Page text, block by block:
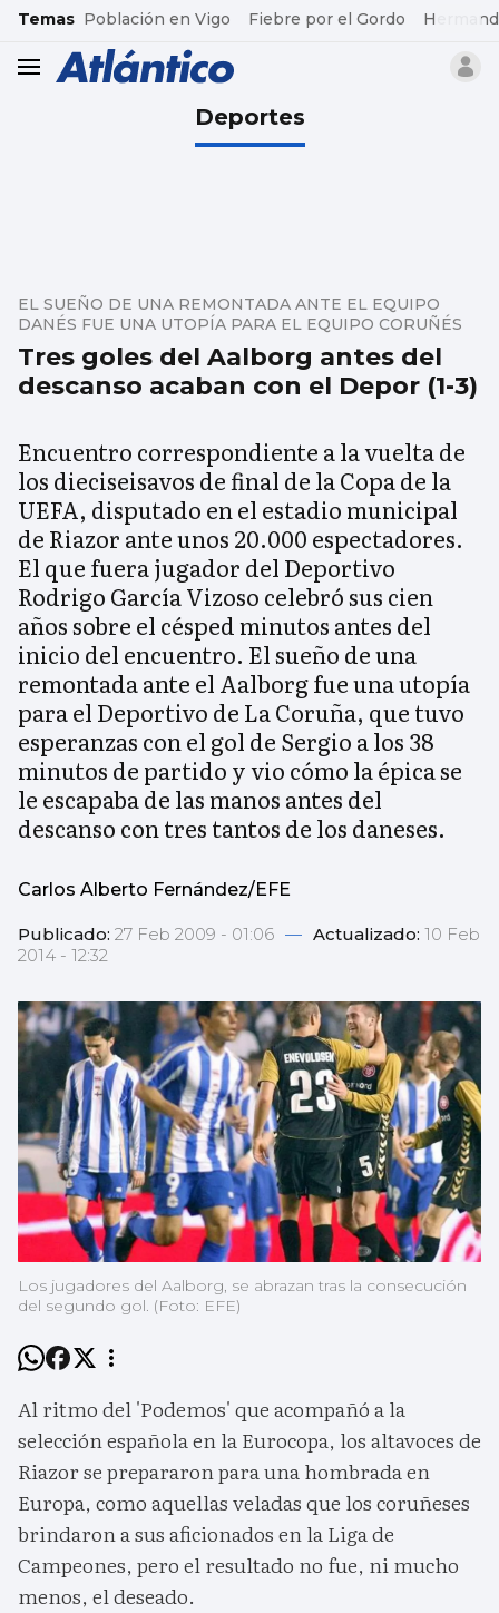
common.go-to-content
Temas Población en Vigo Fiebre por el Gordo
header.menu.open
Deportes
Tres goles del Aalborg antes del
descanso acaban con el Depor (1-3)
EL SUEÑO DE UNA REMONTADA ANTE EL EQUIPO
DANÉS FUE UNA UTOPÍA PARA EL EQUIPO CORUÑÉS
Encuentro correspondiente a la vuelta de
los dieciseisavos de final de la Copa de la
UEFA, disputado en el estadio municipal
de Riazor ante unos 20.000 espectadores.
El que fuera jugador del Deportivo
Rodrigo García Vizoso celebró sus cien
años sobre el césped minutos antes del
inicio del encuentro. El sueño de una
remontada ante el Aalborg fue una utopía
para el Deportivo de La Coruña, que tuvo
esperanzas con el gol de Sergio a los 38
minutos de partido y vio cómo la épica se
le escapaba de las manos antes del
descanso con tres tantos de los daneses.
Carlos Alberto Fernández/EFE
Publicado: 27 Feb 2009 - 01:06 — Actualizado: 10 Feb
2014 - 12:32
Los jugadores del Aalborg, se abrazan tras la consecución
del segundo gol. (Foto: EFE)
Al ritmo del 'Podemos' que acompañó a la
selección española en la Eurocopa, los altavoces de
Riazor se prepararon para una hombrada en
Europa, como aquellas veladas que los coruñeses
brindaron a sus aficionados en la Liga de
Campeones, pero el resultado no fue, ni mucho
menos, el deseado.